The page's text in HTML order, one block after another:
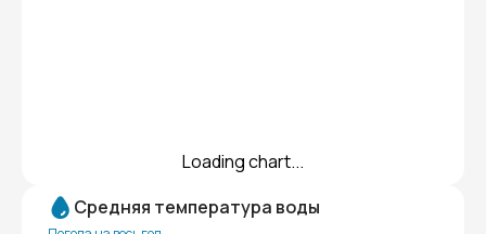
Loading chart...
Средняя температура воды